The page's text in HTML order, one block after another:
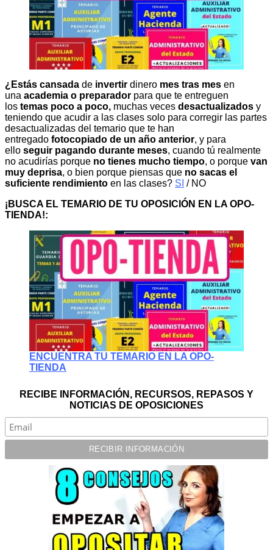
¿Estás cansada de invertir dinero mes tras mes en
una academia o preparador para que te entreguen
los temas poco a poco, muchas veces desactualizados y
teniendo que acudir a las clases solo para corregir las partes
desactualizadas del temario que te han
entregado fotocopiado de un año anterior, y para
ello seguir pagando durante meses, cuando tú realmente
no acudirías porque no tienes mucho tiempo, o porque van
muy deprisa, o bien porque piensas que no sacas el
suficiente rendimiento en las clases? SI / NO
¡BUSCA EL TEMARIO DE TU OPOSICIÓN EN LA OPO-
TIENDA!:
ENCUENTRA TU TEMARIO EN LA OPO-
TIENDA
RECIBE INFORMACIÓN, RECURSOS, REPASOS Y
NOTICIAS DE OPOSICIONES